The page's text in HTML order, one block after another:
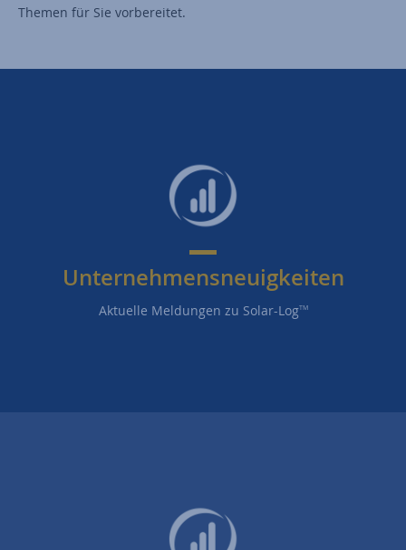
Themen für Sie vorbereitet.
Unternehmensneuigkeiten
Aktuelle Meldungen zu Solar-LogTM